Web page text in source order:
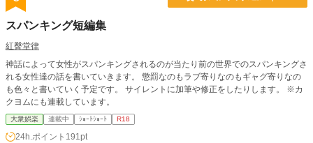
スパンキング短編集
紅臀堂律
神話によって女性がスパンキングされるのが当たり前の世界でのスパンキングさ
れる女性達の話を書いていきます。 懲罰なのもラブ寄りなのもギャグ寄りなの
も色々と書いていく予定です。 サイレントに加筆や修正をしたりします。 ※カ
クヨムにも連載しています。
大衆娯楽 連載中 ｼｮｰﾄｼｮｰﾄ R18
24h.ポイント 191pt